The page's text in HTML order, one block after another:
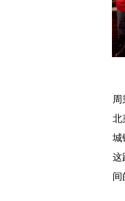
北
城
这
间